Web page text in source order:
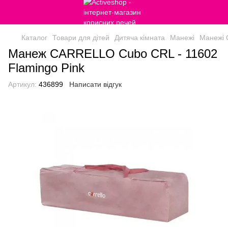
Каталог Товари для дітей Дитяча кімната Манежі Манежі
Манеж CARRELLO Cubo CRL - 11602
Flamingo Pink
Артикул: 436899 Написати відгук